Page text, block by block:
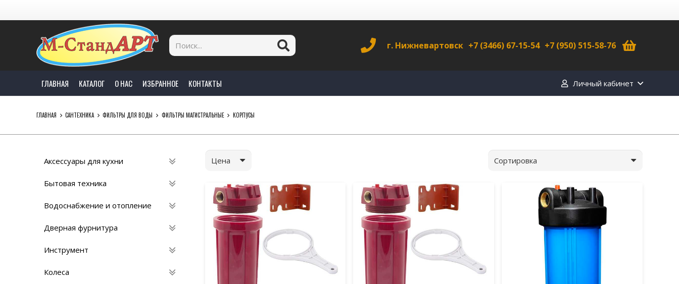
г. Нижневартовск +7 (3466) 67-15-54 +7 (950) 515-58-76
ГЛАВНАЯ КАТАЛОГ О НАС ИЗБРАННОЕ КОНТАКТЫ Личный кабинет
ГЛАВНАЯ САНТЕХНИКА ФИЛЬТРЫ ДЛЯ ВОДЫ ФИЛЬТРЫ МАГИСТРАЛЬНЫЕ КОРПУСЫ
Аксессуары для кухни
Бытовая техника
Водоснабжение и отопление
Дверная фурнитура
Инструмент
Колеса
Цена